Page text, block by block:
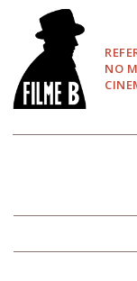
NO